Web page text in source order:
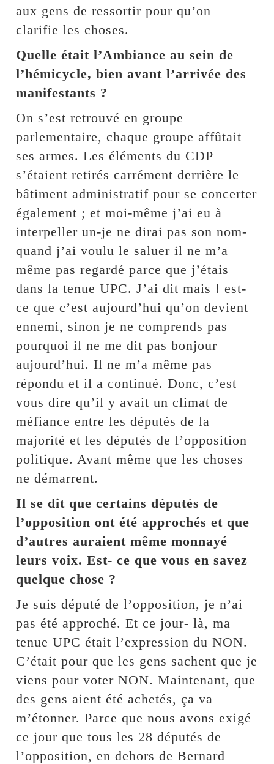
aux gens de ressortir pour qu’on
clarifie les choses.
Quelle était l’Ambiance au sein de
l’hémicycle, bien avant l’arrivée des
manifestants ?
On s’est retrouvé en groupe
parlementaire, chaque groupe affûtait
ses armes. Les éléments du CDP
s’étaient retirés carrément derrière le
bâtiment administratif pour se concerter
également ; et moi-même j’ai eu à
interpeller un-je ne dirai pas son nom-
quand j’ai voulu le saluer il ne m’a
même pas regardé parce que j’étais
dans la tenue UPC. J’ai dit mais ! est-
ce que c’est aujourd’hui qu’on devient
ennemi, sinon je ne comprends pas
pourquoi il ne me dit pas bonjour
aujourd’hui. Il ne m’a même pas
répondu et il a continué. Donc, c’est
vous dire qu’il y avait un climat de
méfiance entre les députés de la
majorité et les députés de l’opposition
politique. Avant même que les choses
ne démarrent.
Il se dit que certains députés de
l’opposition ont été approchés et que
d’autres auraient même monnayé
leurs voix. Est- ce que vous en savez
quelque chose ?
Je suis député de l’opposition, je n’ai
pas été approché. Et ce jour- là, ma
tenue UPC était l’expression du NON.
C’était pour que les gens sachent que je
viens pour voter NON. Maintenant, que
des gens aient été achetés, ça va
m’étonner. Parce que nous avons exigé
ce jour que tous les 28 députés de
l’opposition, en dehors de Bernard